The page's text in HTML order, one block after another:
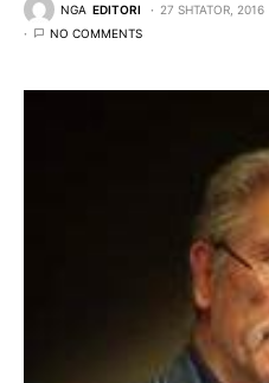
NGA EDITORI 27 SHTATOR, 2016
NO COMMENTS